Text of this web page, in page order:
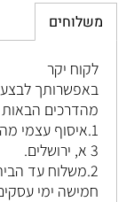
משלוחים
לקוח יקר
באפשרותך
מהדרכים
1.איסוף עצמי מהחנות "טיק טים" בכתובת רחוב
3 א, ירושלים
.
חמישה ימי